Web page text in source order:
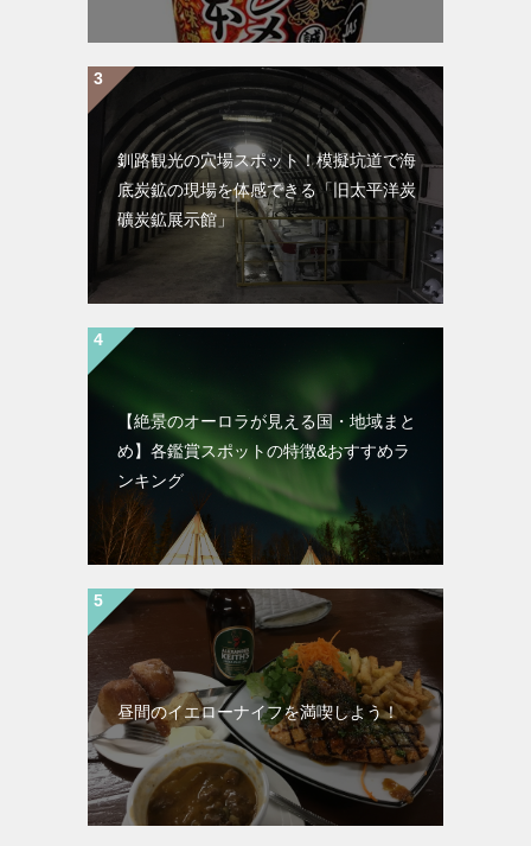
釧路観光の穴場スポット！模擬坑道で海
底炭鉱の現場を体感できる「旧太平洋炭
礦炭鉱展示館」
【絶景のオーロラが見える国・地域まと
め】各鑑賞スポットの特徴&おすすめラ
ンキング
昼間のイエローナイフを満喫しよう！